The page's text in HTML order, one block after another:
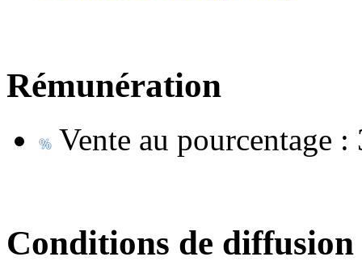
Rémunération
Vente au pourcentage :
Conditions de diffusion